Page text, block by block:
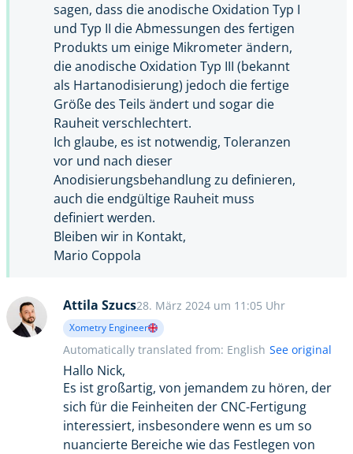
sagen, dass die anodische Oxidation Typ I
und Typ II die Abmessungen des fertigen
Produkts um einige Mikrometer ändern,
die anodische Oxidation Typ III (bekannt
als Hartanodisierung) jedoch die fertige
Größe des Teils ändert und sogar die
Rauheit verschlechtert.
Ich glaube, es ist notwendig, Toleranzen
vor und nach dieser
Anodisierungsbehandlung zu definieren,
auch die endgültige Rauheit muss
definiert werden.
Bleiben wir in Kontakt,
Mario Coppola
Attila Szucs28. März 2024 um 11:05 Uhr
Xometry Engineer
Hallo Nick,
Es ist großartig, von jemandem zu hören, der
sich für die Feinheiten der CNC-Fertigung
interessiert, insbesondere wenn es um so
nuancierte Bereiche wie das Festlegen von
Automatically translated from: English See original